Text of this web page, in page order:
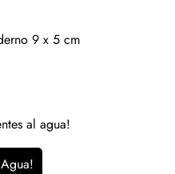
9 x 5 cm
al agua!